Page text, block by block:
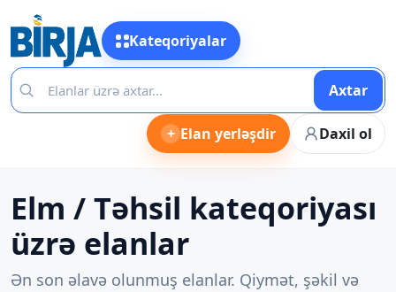
Kateqoriyalar
Axtar
+ Elan yerləşdir Daxil ol
Elm / Təhsil kateqoriyası
üzrə elanlar
Ən son əlavə olunmuş elanlar. Qiymət, şəkil və